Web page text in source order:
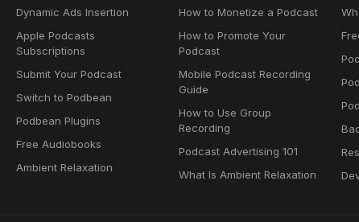
Dynamic Ads Insertion
Apple Podcasts
Subscriptions
Submit Your Podcast
Switch to Podbean
Podbean Plugins
Free Audiobooks
Ambient Relaxation
How to Monetize a Podcast
How to Promote Your
Podcast
Mobile Podcast Recording
Guide
How to Use Group
Recording
Podcast Advertising 101
What Is Ambient Relaxation